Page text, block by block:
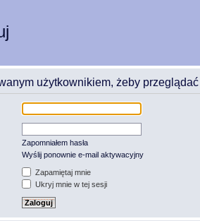
użytkownikiem, żeby przeglądać
Zapomniałem hasła
Wyślij ponownie e-mail aktywacyjny
Zapamiętaj mnie
Ukryj mnie w tej sesji